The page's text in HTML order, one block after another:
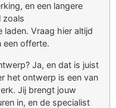
en een langere
zoals
Vraag hier altijd
een offerte.
Ja, en dat is juist
het ontwerp is een van
Jij brengt jouw
in, en de specialist